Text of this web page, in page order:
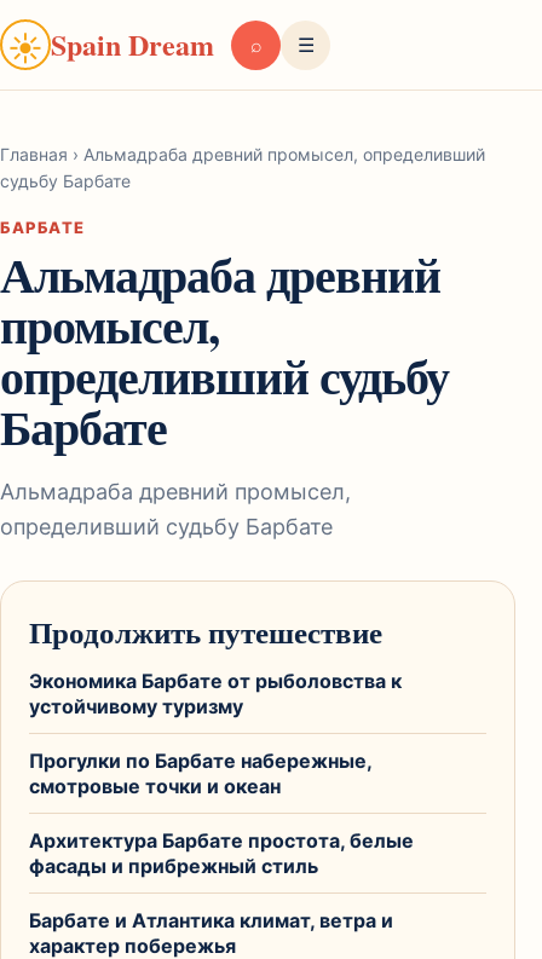
☀Spain Dream ⌕ ☰
Главная › Альмадраба древний промысел, определивший
судьбу Барбате
БАРБАТЕ
Альмадраба древний
промысел,
определивший судьбу
Барбате
Альмадраба древний промысел,
определивший судьбу Барбате
Продолжить путешествие
Экономика Барбате от рыболовства к
устойчивому туризму
Прогулки по Барбате набережные,
смотровые точки и океан
Архитектура Барбате простота, белые
фасады и прибрежный стиль
Барбате и Атлантика климат, ветра и
характер побережья